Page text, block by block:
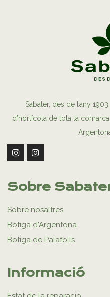
Sabater, des de l’any
d’hortícola de tota la
Sobre
Sobre nosaltres
Botiga d'Argentona
Botiga de Palafolls
Informació